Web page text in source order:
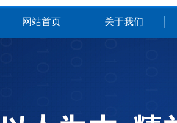
网站首页 关于我们